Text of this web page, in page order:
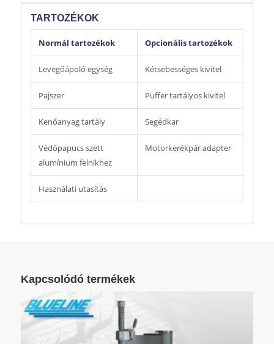
TARTOZÉKOK
Normál tartozékok Opcionális tartozékok
Levegőápoló egység Kétsebességes kivitel
Pajszer Puffer tartályos kivitel
Kenőanyag tartály Segédkar
Védőpapucs szett
alumínium felnikhez
Motorkerékpár adapter
Használati utasítás
Kapcsolódó termékek